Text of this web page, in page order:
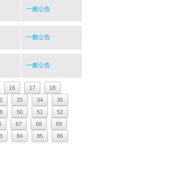
一般公告
一般公告
一般公告
16 17
18
33 34
35
50 51
52
67 68
69
84 85
86